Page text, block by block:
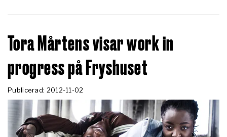
Tora Mårtens visar work in
progress på Fryshuset
Publicerad: 2012-11-02